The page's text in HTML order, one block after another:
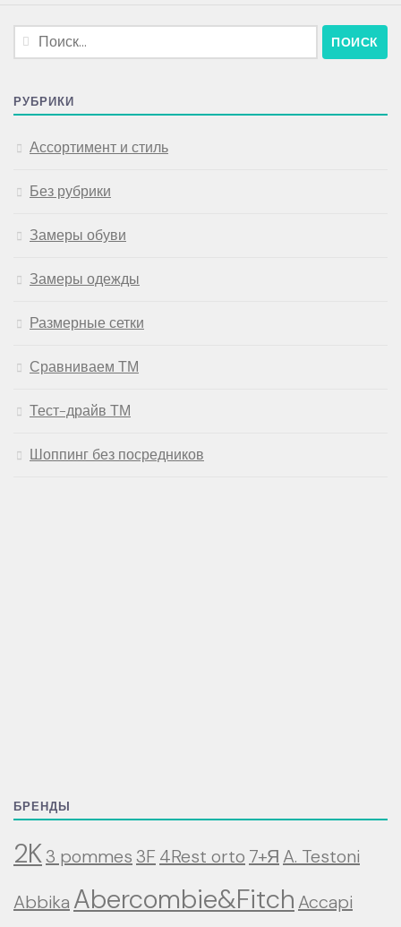
Найти:
РУБРИКИ
Ассортимент и стиль
Без рубрики
Замеры обуви
Замеры одежды
Размерные сетки
Сравниваем ТМ
Тест-драйв ТМ
Шоппинг без посредников
БРЕНДЫ
2K3 pommes3F 4Rest orto 7+Я A. Testoni
Abbika Abercombie&Fitch Accapi